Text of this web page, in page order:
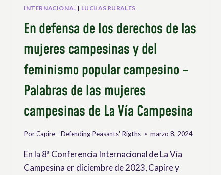
INTERNACIONAL | LUCHAS RURALES
En defensa de los derechos de las
mujeres campesinas y del
feminismo popular campesino –
Palabras de las mujeres
campesinas de La Vía Campesina
PorCapire - Defending Peasants' Rigths marzo 8, 2024
En la 8ª Conferencia Internacional de La Vía
Campesina en diciembre de 2023, Capire y